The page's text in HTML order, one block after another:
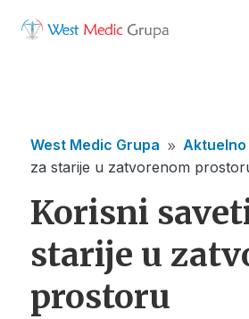
West Medic Grupa 9 Aktuelno
za starije u zatvorenom
Korisni
starije u
prostoru